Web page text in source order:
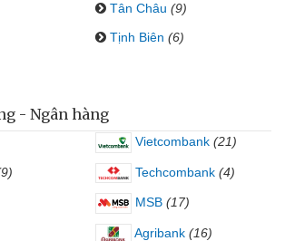
Tân Châu (9)
Tịnh Biên (6)
- Ngân hàng
Vietcombank (21)
Techcombank (4)
MSB (17)
Agribank (16)